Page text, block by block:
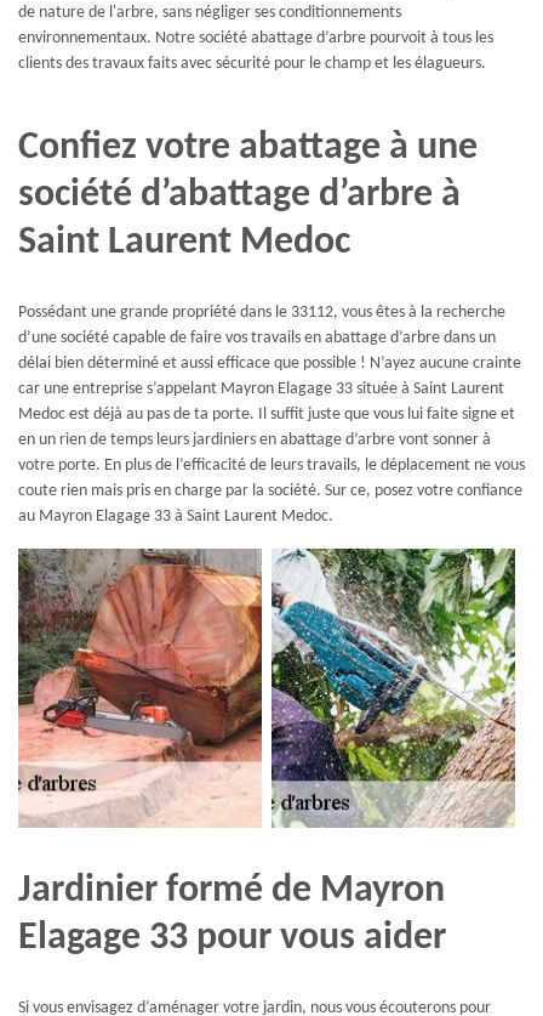
de nature de l'arbre, sans négliger ses conditionnements
environnementaux. Notre société abattage d’arbre pourvoit à tous les
clients des travaux faits avec sécurité pour le champ et les élagueurs.
Confiez votre abattage à une
société d’abattage d’arbre à
Saint Laurent Medoc
Possédant une grande propriété dans le 33112, vous êtes à la recherche
d’une société capable de faire vos travails en abattage d’arbre dans un
délai bien déterminé et aussi efficace que possible ! N’ayez aucune crainte
car une entreprise s’appelant Mayron Elagage 33 située à Saint Laurent
Medoc est déjà au pas de ta porte. Il suffit juste que vous lui faite signe et
en un rien de temps leurs jardiniers en abattage d’arbre vont sonner à
votre porte. En plus de l’efficacité de leurs travails, le déplacement ne vous
coute rien mais pris en charge par la société. Sur ce, posez votre confiance
au Mayron Elagage 33 à Saint Laurent Medoc.
Jardinier formé de Mayron
Elagage 33 pour vous aider
Si vous envisagez d’aménager votre jardin, nous vous écouterons pour